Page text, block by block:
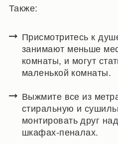
Также:
Присмотритесь к
занимают меньше
комнаты, и могут
маленькой комнаты.
Выжмите все из
стиральную и
монтировать друг
шкафах-пеналах.